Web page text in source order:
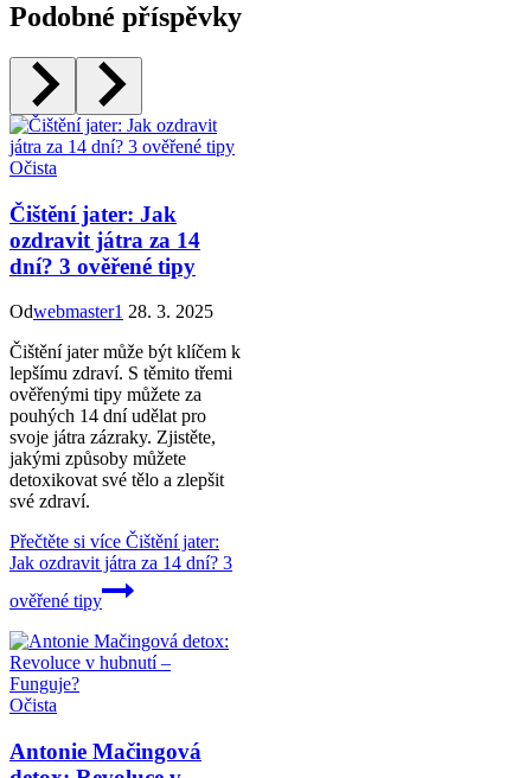
Podobné příspěvky
Očista
Čištění jater: Jak
ozdravit játra za 14
dní? 3 ověřené tipy
Odwebmaster1 28. 3. 2025
Čištění jater může být klíčem k
lepšímu zdraví. S těmito třemi
ověřenými tipy můžete za
pouhých 14 dní udělat pro
svoje játra zázraky. Zjistěte,
jakými způsoby můžete
detoxikovat své tělo a zlepšit
své zdraví.
Přečtěte si více Čištění jater:
Jak ozdravit játra za 14 dní? 3
ověřené tipy
Očista
Antonie Mačingová